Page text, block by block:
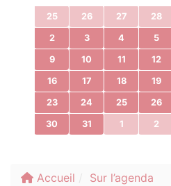
25 26 27 28
2 3 4 5
9 10 11 12
16 17 18 19
23 24 25 26
30 31 1 2
Accueil Sur l’agenda